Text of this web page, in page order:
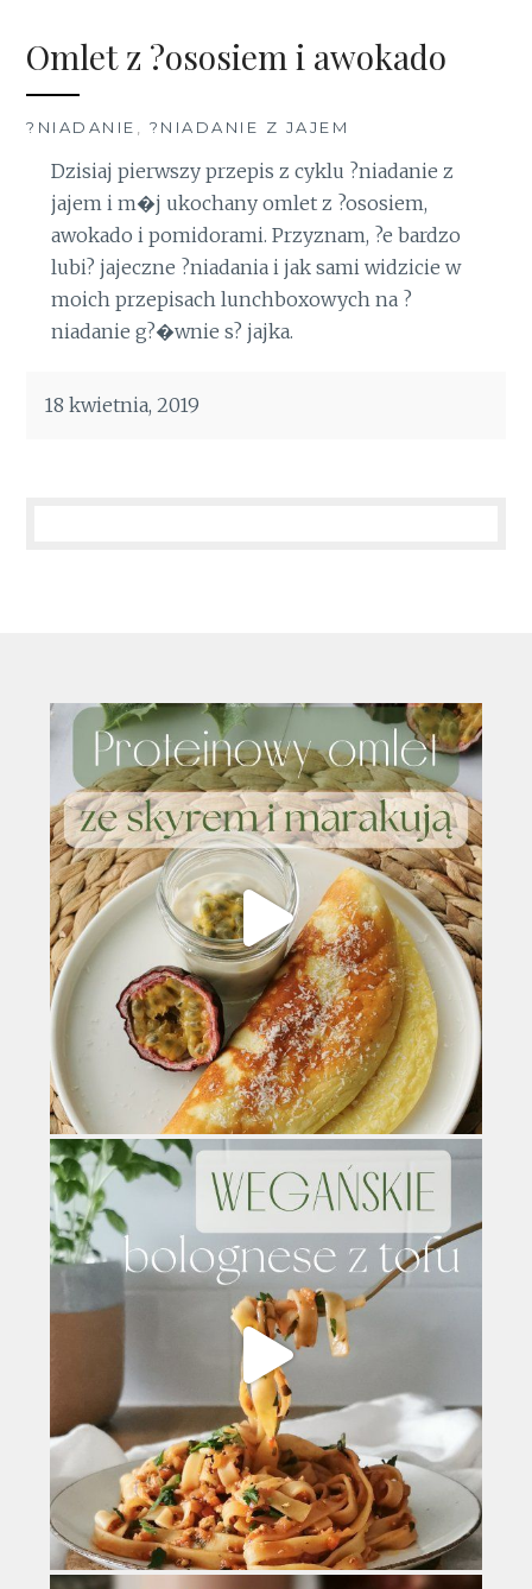
Omlet z ?ososiem i awokado
?NIADANIE , ?NIADANIE Z JAJEM
Dzisiaj pierwszy przepis z cyklu ?niadanie z
jajem i m�j ukochany omlet z ?ososiem,
awokado i pomidorami. Przyznam, ?e bardzo
lubi? jajeczne ?niadania i jak sami widzicie w
moich przepisach lunchboxowych na ?
niadanie g?�wnie s? jajka.
18 kwietnia, 2019